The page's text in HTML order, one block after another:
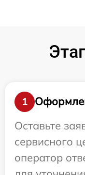
1
Оставьте
сервисного
оператор